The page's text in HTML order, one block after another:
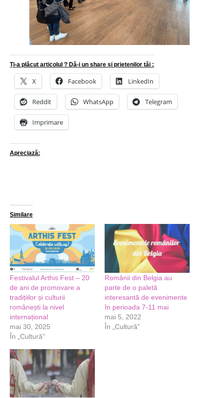
Ți-a plăcut articolul ? Dă-i un share și prietenilor tăi :
X Facebook LinkedIn
Reddit WhatsApp Telegram
Imprimare
Apreciază:
Similare
Festivalul Arthis Fest – 20
de ani de promovare a
tradițiilor și culturii
românești la nivel
internațional
mai 30, 2025
În „Cultură”
Românii din Belgia au
parte de o paletă
interesantă de evenimente
în perioada 7-11 mai
mai 5, 2022
În „Cultură”